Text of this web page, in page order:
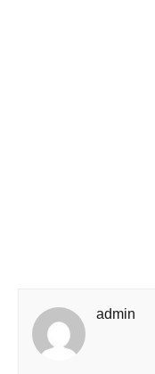
admin